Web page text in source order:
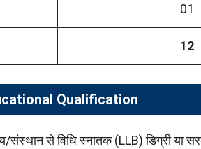
01
12
Qualification
से विधि स्नातक (LLB) डिग्री या